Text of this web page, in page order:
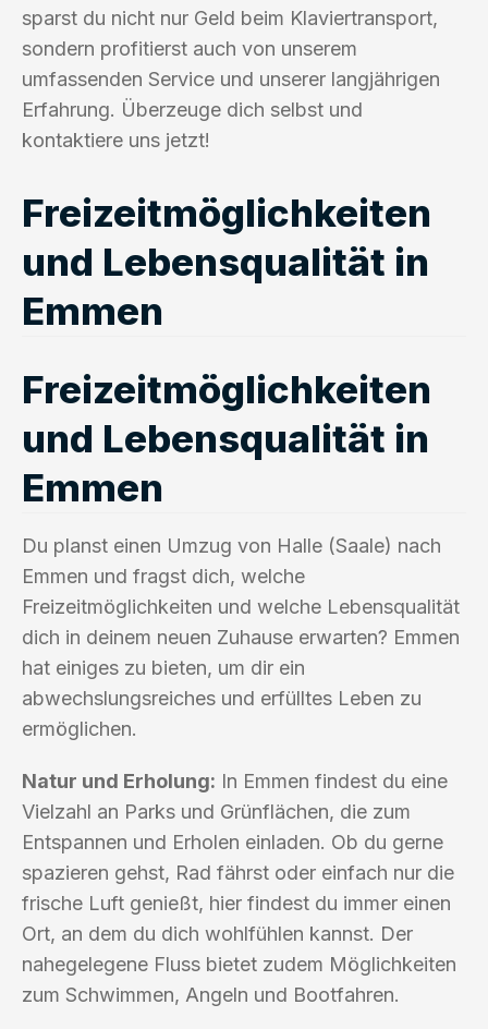
sparst du nicht nur Geld beim Klaviertransport,
sondern profitierst auch von unserem
umfassenden Service und unserer langjährigen
Erfahrung. Überzeuge dich selbst und
kontaktiere uns jetzt!
Freizeitmöglichkeiten
und Lebensqualität in
Emmen
Freizeitmöglichkeiten
und Lebensqualität in
Emmen
Du planst einen Umzug von Halle (Saale) nach
Emmen und fragst dich, welche
Freizeitmöglichkeiten und welche Lebensqualität
dich in deinem neuen Zuhause erwarten? Emmen
hat einiges zu bieten, um dir ein
abwechslungsreiches und erfülltes Leben zu
ermöglichen.
Natur und Erholung: In Emmen findest du eine
Vielzahl an Parks und Grünflächen, die zum
Entspannen und Erholen einladen. Ob du gerne
spazieren gehst, Rad fährst oder einfach nur die
frische Luft genießt, hier findest du immer einen
Ort, an dem du dich wohlfühlen kannst. Der
nahegelegene Fluss bietet zudem Möglichkeiten
zum Schwimmen, Angeln und Bootfahren.